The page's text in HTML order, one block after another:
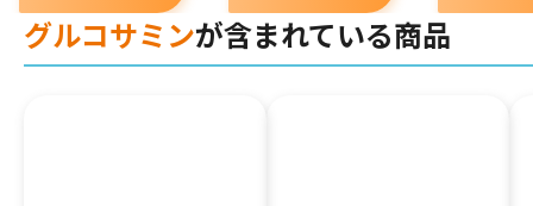
グルコサミンが含まれている商品